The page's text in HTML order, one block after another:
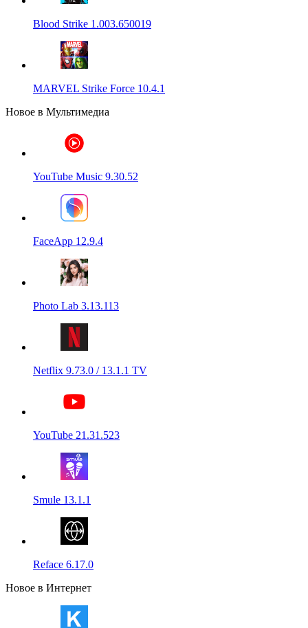
Blood Strike 1.003.650019
MARVEL Strike Force 10.4.1
Новое в Мультимедиа
YouTube Music 9.30.52
FaceApp 12.9.4
Photo Lab 3.13.113
Netflix 9.73.0 / 13.1.1 TV
YouTube 21.31.523
Smule 13.1.1
Reface 6.17.0
Новое в Интернет